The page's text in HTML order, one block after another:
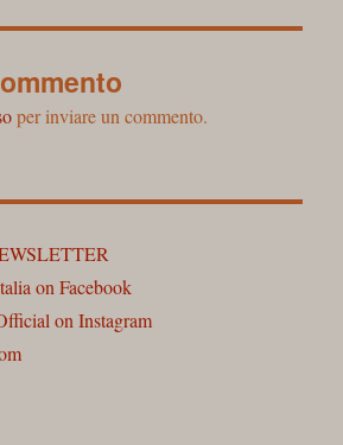
per inviare un commento.
on Facebook
on Instagram